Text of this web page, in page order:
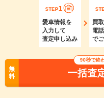
STEP1
愛車情報を
入力して
査定申し込み
買
電
で
無
料
90秒で終
一括査